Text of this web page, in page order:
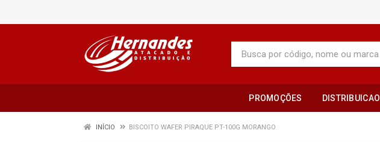
PROMOÇÕES DISTRIBUICAO
INÍCIO BISCOITO WAFER PIRAQUE PT-100G MORANGO